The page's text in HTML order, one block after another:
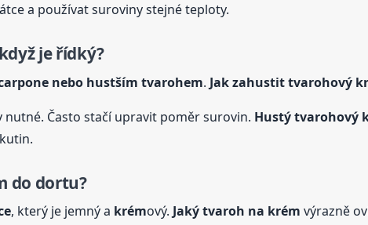
a používat suroviny stejné teploty.
je řídký?
nebo hustším tvarohem. Jak zahustit tvarohový
Často stačí upravit poměr surovin. Hustý tvarohový
do dortu?
, který je jemný a krémový. Jaký tvaroh na krém výrazně